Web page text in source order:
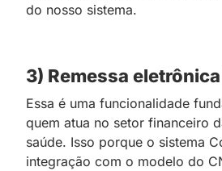
do nosso sistema.
3) Remessa
Essa é uma funcionalidade
quem atua no setor financeiro
saúde. Isso porque o sistema
integração com o modelo do